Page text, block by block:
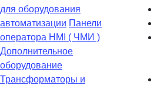
для оборудования
автоматизации Панели
оператора HMI ( ЧМИ )
Дополнительное
оборудование
Транcформаторы и